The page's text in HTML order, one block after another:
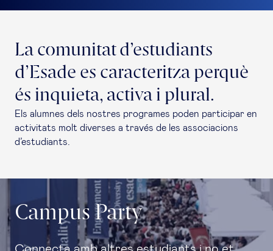
La comunitat d’estudiants
d’Esade es caracteritza perquè
és inquieta, activa i plural.
Els alumnes dels nostres programes poden participar en
activitats molt diverses a través de les associacions
d’estudiants.
Campus Party